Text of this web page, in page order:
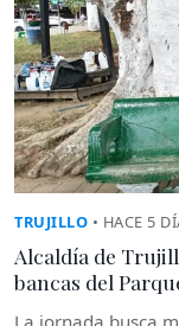
TRUJILLO • HACE 5
Alcaldía de
bancas del
La jornada busca